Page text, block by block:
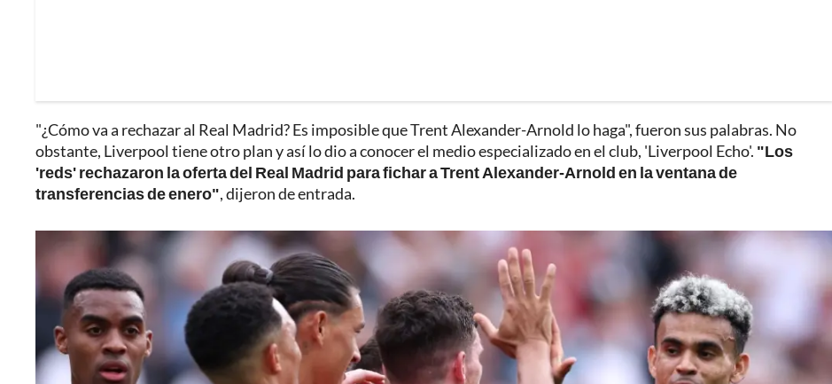
"¿Cómo va a rechazar al Real Madrid? Es imposible que Trent Alexander-Arnold lo haga", fueron sus palabras. No
obstante, Liverpool tiene otro plan y así lo dio a conocer el medio especializado en el club, 'Liverpool Echo'. "Los
'reds' rechazaron la oferta del Real Madrid para fichar a Trent Alexander-Arnold en la ventana de
transferencias de enero", dijeron de entrada.